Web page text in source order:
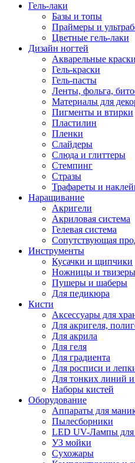
Гель-лаки
Базы и топы
Праймеры и
Цветные гель-лаки
Дизайн ногтей
Акварельные краски
Гель-краски
Гель-пасты
Ленты, фольга,
Материалы для
Пигменты и втирки
Пластилин
Пленки
Слайдеры
Слюда и глиттеры
Стемпинг
Стразы
Трафареты и
Наращивание
Акригели
Акриловая система
Гелевая система
Сопутствующая
Инструменты
Кусачки и щипчики
Ножницы и твизеры
Пушеры и шаберы
Для педикюра
Кисти
Аксессуары для
Для акригеля,
Для акрила
Для геля
Для градиента
Для росписи и
Для тонких линий
Наборы кистей
Оборудование
Аппараты для
Пылесборники
LED UV-Лампы для
УЗ мойки
Сухожары